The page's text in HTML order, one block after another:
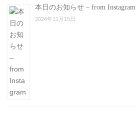
本日のお知らせ – from Instagram
2024年11月15日